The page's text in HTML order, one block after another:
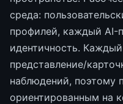
среда:
профилей, каждый AI-
идентичность.
представление/
наблюдений, поэтому
ориентированным на